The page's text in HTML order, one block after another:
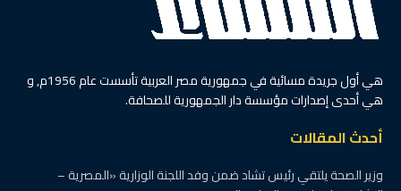
هي أول جريدة مسائية في جمهورية مصر العربية تأسست عام 1956م, و
هي أحدى إصدارات مؤسسة دار الجمهورية للصحافة.
أحدث المقالات
وزير الصحة يلتقي رئيس تشاد ضمن وفد اللجنة الوزارية «المصرية –